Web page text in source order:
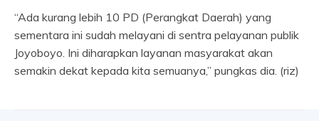
“Ada kurang lebih 10 PD (Perangkat Daerah) yang
sementara ini sudah melayani di sentra pelayanan publik
Joyoboyo. Ini diharapkan layanan masyarakat akan
semakin dekat kepada kita semuanya,” pungkas dia. (riz)